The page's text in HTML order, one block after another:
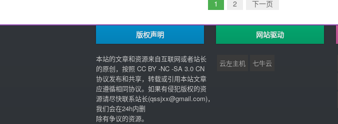
1 2 下一页
版权声明
本站的文章和资源来自互联网或者站长
的原创，按照 CC BY -NC -SA 3.0 CN
协议发布和共享，转载或引用本站文章
应遵循相同协议。如果有侵犯版权的资
源请尽快联系站长(qssjxx@gmail.com)，
我们会在24h内删
除有争议的资源。
网站驱动
云左主机 七牛云